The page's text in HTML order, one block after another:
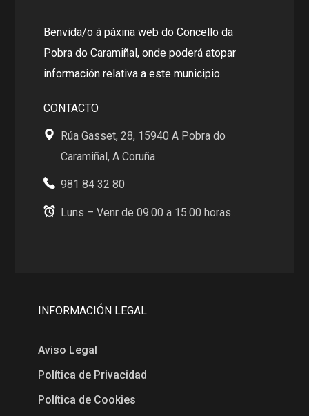
Benvida/o á páxina web do Concello da
Pobra do Caramiñal, onde poderá atopar
información relativa a este municipio.
CONTACTO
Rúa Gasset, 28, 15940 A Pobra do
Caramiñal, A Coruña
981 84 32 80
Luns – Venr de 09.00 a 15.00 horas .
INFORMACIÓN LEGAL
Aviso Legal
Política de Privacidad
Política de Cookies